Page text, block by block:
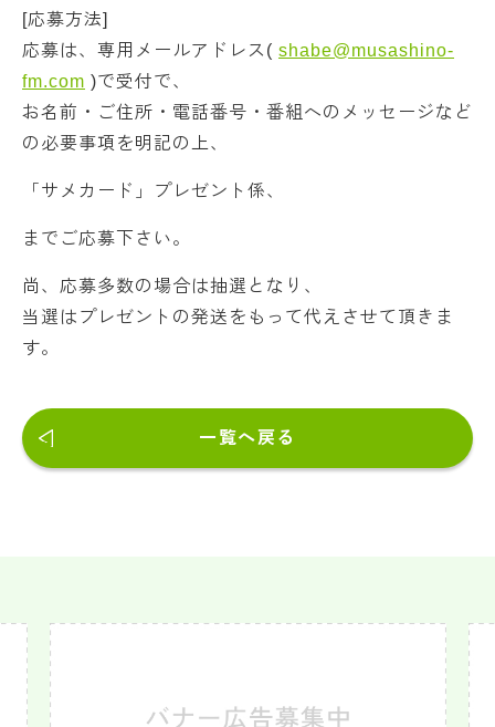
[応募方法]
応募は、専用メールアドレス( shabe@musashino-
fm.com )で受付で、
お名前・ご住所・電話番号・番組へのメッセージなど
の必要事項を明記の上、
「サメカード」プレゼント係、
までご応募下さい。
尚、応募多数の場合は抽選となり、
当選はプレゼントの発送をもって代えさせて頂きま
す。
一覧へ戻る